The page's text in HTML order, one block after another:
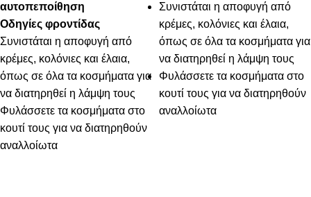
αυτοπεποίθηση
Οδηγίες φροντίδας
Συνιστάται η αποφυγή από
κρέμες, κολόνιες και έλαια,
όπως σε όλα τα κοσμήματα για
να διατηρηθεί η λάμψη τους
Φυλάσσετε τα κοσμήματα στο
κουτί τους για να διατηρηθούν
αναλλοίωτα
Συνιστάται η αποφυγή από
κρέμες, κολόνιες και έλαια,
όπως σε όλα τα κοσμήματα για
να διατηρηθεί η λάμψη τους
Φυλάσσετε τα κοσμήματα στο
κουτί τους για να διατηρηθούν
αναλλοίωτα